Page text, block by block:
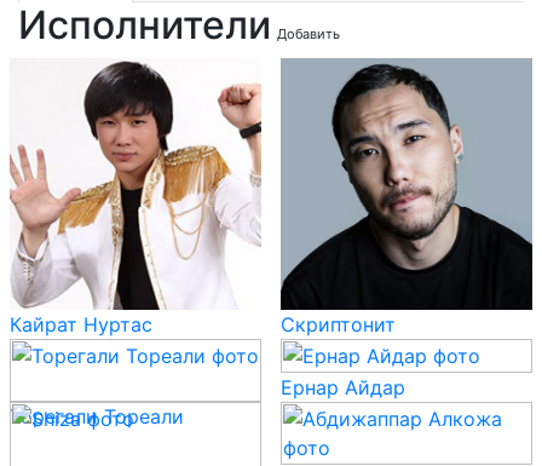
Исполнители Добавить
Кайрат Нуртас Скриптонит
Торегали Тореали
Ернар Айдар